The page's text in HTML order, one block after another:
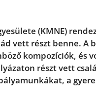
(KMNE)
vett részt benne. A
kompozíciók, és
részt vett
a